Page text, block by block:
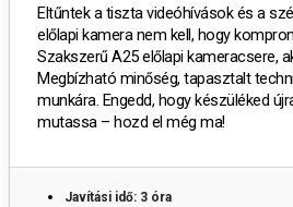
Eltűntek a tiszta videóhívások és a
előlapi kamera nem kell, hogy
Szakszerű A25 előlapi kameracsere,
Megbízható minőség, tapasztalt
munkára. Engedd, hogy készüléked
mutassa – hozd el még ma!
Javítási idő: 3 óra